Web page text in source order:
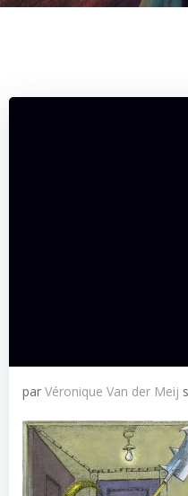
par Véronique Van der Meij